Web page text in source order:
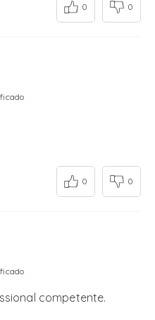
0 0
0 0
competente.